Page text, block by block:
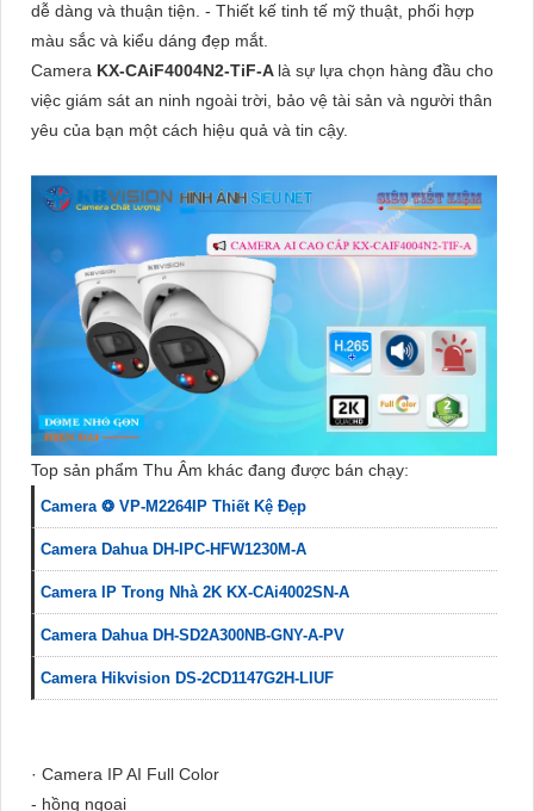
dễ dàng và thuận tiện. - Thiết kế tinh tế mỹ thuật, phối hợp
màu sắc và kiểu dáng đẹp mắt.
Camera KX-CAiF4004N2-TiF-A là sự lựa chọn hàng đầu cho
việc giám sát an ninh ngoài trời, bảo vệ tài sản và người thân
yêu của bạn một cách hiệu quả và tin cậy.
Top sản phẩm Thu Âm khác đang được bán chạy:
Camera ❂ VP-M2264IP Thiết Kệ Đẹp
Camera Dahua DH-IPC-HFW1230M-A
Camera IP Trong Nhà 2K KX-CAi4002SN-A
Camera Dahua DH-SD2A300NB-GNY-A-PV
Camera Hikvision DS-2CD1147G2H-LIUF
· Camera IP AI Full Color
- hồng ngoại